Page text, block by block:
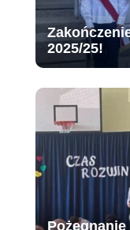
2025/25!